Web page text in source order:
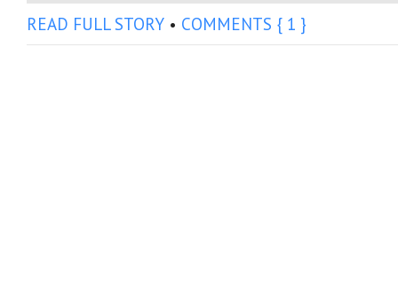
READ FULL STORY • COMMENTS { 1 }